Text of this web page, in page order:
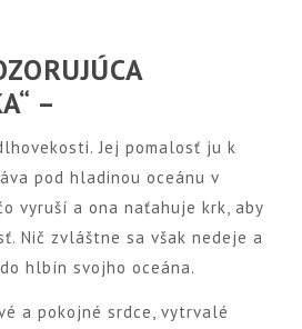
–
Jej pomalosť ju k
pod hladinou oceánu v
vyruší a ona naťahuje krk, aby
Nič zvláštne sa však nedeje a
hlbín svojho oceána.
a pokojné srdce, vytrvalé